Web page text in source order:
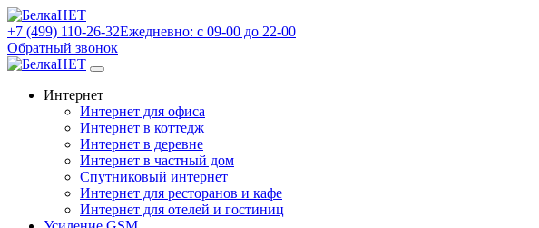
+7 (499) 110-26-32Ежедневно: с 09-00 до 22-00
Обратный звонок
Интернет
Интернет для офиса
Интернет в коттедж
Интернет в деревне
Интернет в частный дом
Спутниковый интернет
Интернет для ресторанов и кафе
Интернет для отелей и гостиниц